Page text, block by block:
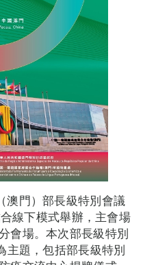
澳門）部長級特別會議
線下模式舉辦，主會場
會場。本次部長級特別
主題，包括部長級特別